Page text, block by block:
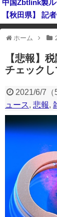
ヨーロッパが
一部のコンテンツ
たりする場合があ
ホーム
【悲報】
チェック
2021/6/7 （
ュース, 悲報,